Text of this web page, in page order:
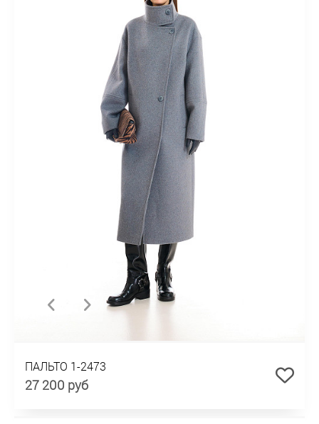
ПАЛЬТО 1-2473
27 200 руб